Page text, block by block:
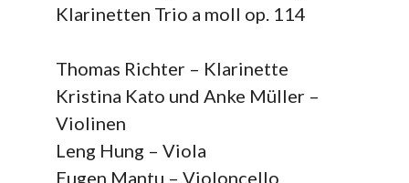
Klarinetten Trio a moll op. 114
Thomas Richter – Klarinette
Kristina Kato und Anke Müller –
Violinen
Leng Hung – Viola
Eugen Mantu – Violoncello